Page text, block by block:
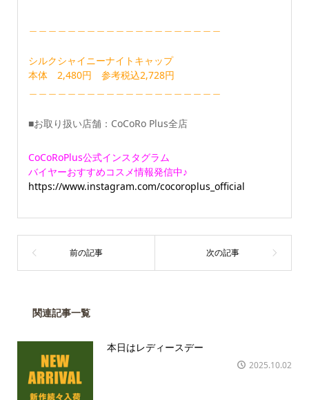
シルクシャイニーナイトキャップ
本体 2,480円 参考税込2,728円
■お取り扱い店舗：CoCoRo Plus全店
CoCoRoPlus公式インスタグラム
バイヤーおすすめコスメ情報発信中♪
https://www.instagram.com/cocoroplus_official
関連記事一覧
本日はレディースデー
2025.10.02